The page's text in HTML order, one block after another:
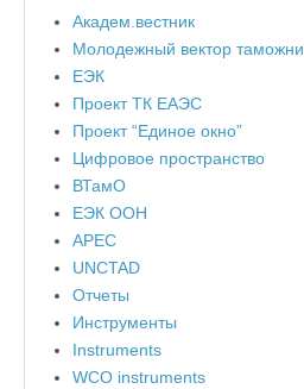
Академ.вестник
Молодежный вектор таможни
ЕЭК
Проект ТК ЕАЭС
Проект “Единое окно”
Цифровое пространство
ВТамО
ЕЭК ООН
APEC
UNCTAD
Отчеты
Инструменты
Instruments
WCO instruments